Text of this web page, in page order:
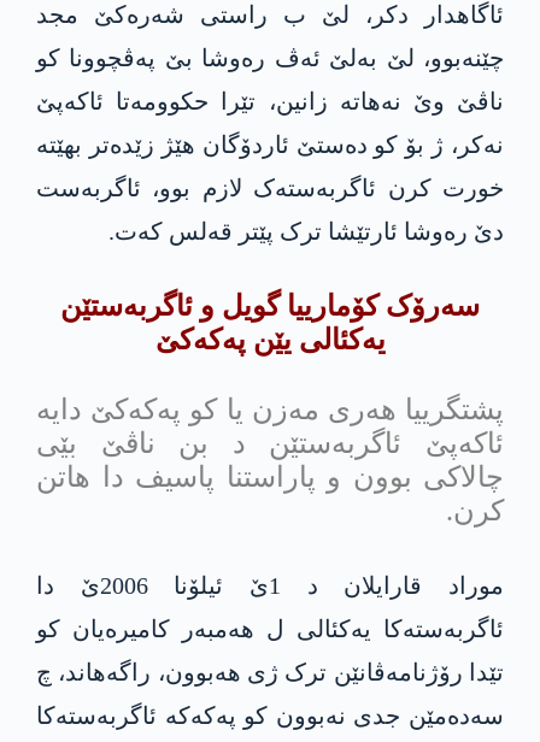
ئاگاهدار دکر، لێ ب راستی شەرەکێ مجد
چێنەبوو، لێ بەلێ ئەڤ رەوشا بێ پەڤچوونا کو
ناڤێ وێ نەھاتە زانین، تێرا حکوومەتا ئاکەپێ
نەکر، ژ بۆ کو دەستێ ئاردۆگان هێژ زێدەتر بهێتە
خورت کرن ئاگربەستەک لازم بوو، ئاگربەست
دێ رەوشا ئارتێشا ترک پێتر قەلس کەت.
سەرۆک کۆمارییا گویل و ئاگربەستێن
یەکئالی یێن پەکەکێ
پشتگرییا ھەری مەزن یا کو پەکەکێ دایە
ئاکەپێ ئاگربەستێن د بن ناڤێ بێی
چالاکی بوون و پاراستنا پاسیف دا ھاتن
کرن.
موراد قارایلان د 1ێ ئیلۆنا 2006ێ دا
ئاگربەستەکا یەکئالی ل ھەمبەر کامیرەیان کو
تێدا رۆژنامەڤانێن ترک ژی ھەبوون، راگەهاند، چ
سەدەمێن جدی نەبوون کو پەکەکە ئاگربەستەکا